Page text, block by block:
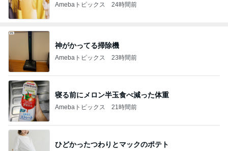
Amebaトピックス 24時間前
神がかってる掃除機
Amebaトピックス 23時間前
寝る前にメロン半玉食べ減った体重
Amebaトピックス 21時間前
ひどかったつわりとマックのポテト